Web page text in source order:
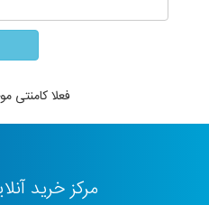
فعلا کامنتی
مرکز خرید